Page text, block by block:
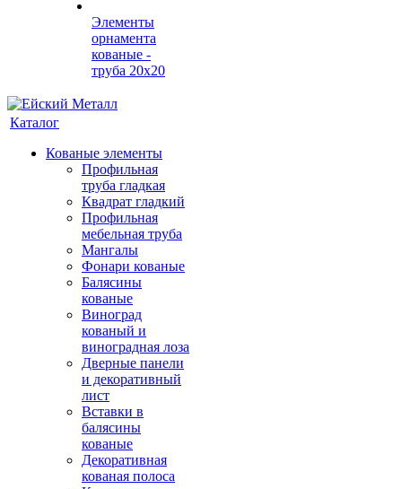
Элементы
орнамента
кованые -
труба 20х20
Каталог
Кованые элементы
Профильная
труба гладкая
Квадрат гладкий
Профильная
мебельная труба
Мангалы
Фонари кованые
Балясины
кованые
Виноград
кованый и
виноградная лоза
Дверные панели
и декоративный
лист
Вставки в
балясины
кованые
Декоративная
кованая полоса